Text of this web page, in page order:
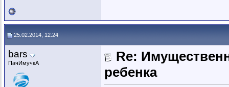
25.02.2014, 12:24
bars
ПачИмучкА
Re:
ребенка